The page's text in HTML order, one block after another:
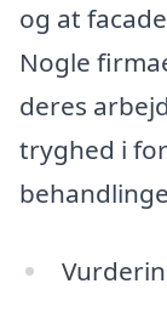
og at
Nogle
deres
tryghed i